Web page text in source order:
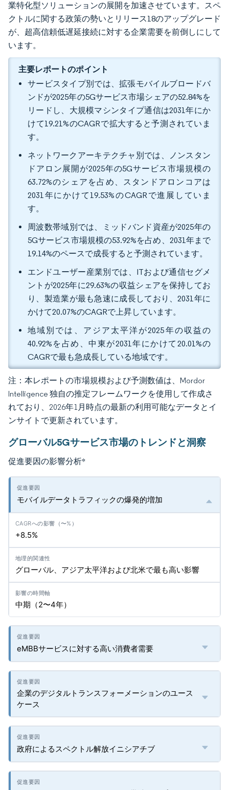
業特化型ソリューションの展開を加速させています。スペ
クトルに関する政策の勢いとリリース18のアップグレード
が、超高信頼低遅延接続に対する企業需要を前倒しにして
います。
主要レポートのポイント
サービスタイプ別では、拡張モバイルブロードバ
ンドが2025年の5Gサービス市場シェアの52.84%を
リードし、大規模マシンタイプ通信は2031年にか
けて19.21%のCAGRで拡大すると予測されていま
す。
ネットワークアーキテクチャ別では、ノンスタン
ドアロン展開が2025年の5Gサービス市場規模の
63.72%のシェアを占め、スタンドアロンコアは
2031年にかけて19.53%のCAGRで進展していま
す。
周波数帯域別では、ミッドバンド資産が2025年の
5Gサービス市場規模の53.92%を占め、2031年まで
19.14%のペースで成長すると予測されています。
エンドユーザー産業別では、ITおよび通信セグメ
ントが2025年に29.63%の収益シェアを保持してお
り、製造業が最も急速に成長しており、2031年に
かけて20.07%のCAGRで上昇しています。
地域別では、アジア太平洋が2025年の収益の
40.92%を占め、中東が2031年にかけて20.01%の
CAGRで最も急成長している地域です。
注：本レポートの市場規模および予測数値は、Mordor
Intelligence 独自の推定フレームワークを使用して作成さ
れており、2026年1月時点の最新の利用可能なデータとイ
ンサイトで更新されています。
グローバル5Gサービス市場のトレンドと洞察
促進要因の影響分析*
モバイルデータトラフィックの爆発的増加
+8.5%
グローバル、アジア太平洋および北米で最も高い影響
中期（2〜4年）
eMBBサービスに対する高い消費者需要
企業のデジタルトランスフォーメーションのユース
ケース
政府によるスペクトル解放イニシアチブ